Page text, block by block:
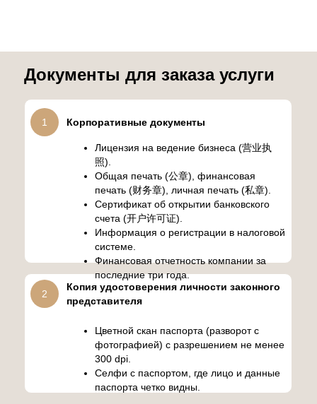
Документы для заказа услуги
Корпоративные документы
1
Копия удостоверения личности законного
представителя
2
Цветной скан паспорта (разворот с
фотографией) с разрешением не менее
300 dpi.
Селфи с паспортом, где лицо и данные
паспорта четко видны.
Лицензия на ведение бизнеса (营业执
照).
Общая печать (公章), финансовая
печать (财务章), личная печать (私章).
Сертификат об открытии банковского
счета (开户许可证).
Информация о регистрации в налоговой
системе.
Финансовая отчетность компании за
последние три года.